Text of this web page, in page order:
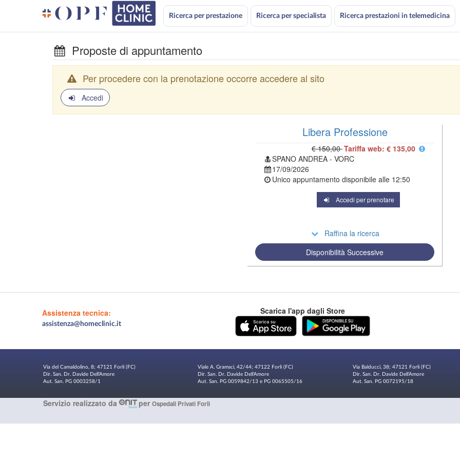
Ricerca per prestazione Ricerca per specialista Ricerca prestazioni in telemedicina
Proposte di appuntamento
Per procedere con la prenotazione occorre accedere al sito
Accedi
Libera Professione
€ 150,00Tariffa web: € 135,00
SPANO ANDREA - VORC
17/09/2026
Unico appuntamento disponibile alle 12:50
Accedi per prenotare
Raffina la ricerca
Disponibilità Successive
Assistenza tecnica:
assistenza@homeclinic.it
Scarica l'app dagli Store
Via del Camaldolino, 8; 47121 Forlì (FC)
Dir. San. Dr. Davide Dell'Amore
Aut. San. PG 0003258/1
Viale A. Gramsci, 42/44; 47122 Forlì (FC)
Dir. San. Dr. Davide Dell'Amore
Aut. San. PG 0059842/13 e PG 0065505/16
Via Balducci, 38; 47121 Forlì (FC)
Dir. San. Dr. Davide Dell'Amore
Aut. San. PG 0072195/18
Servizio realizzato da per Ospedali Privati Forlì